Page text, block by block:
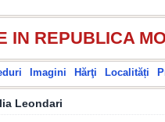
IN REPUBLICA
Imagini Hărţi Localități
Leondari